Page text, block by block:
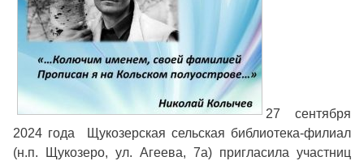
27 сентября
2024 года Щукозерская сельская библиотека-филиал
(н.п. Щукозеро, ул. Агеева, 7а) пригласила участниц